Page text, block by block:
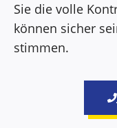
Sie die volle
können sicher
stimmen.